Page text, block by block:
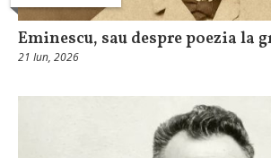
Eminescu, sau despre poezia la
21 Iun, 2026